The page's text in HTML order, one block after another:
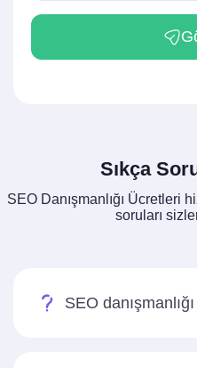
Sıkça
SEO Danışmanlığı Ücretleri
soruları
SEO